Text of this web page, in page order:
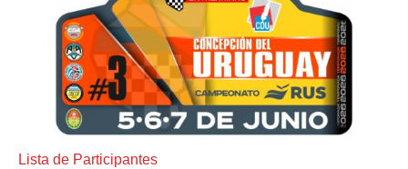
Lista de Participantes